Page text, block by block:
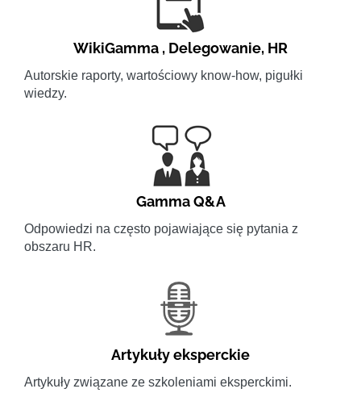
WikiGamma , Delegowanie, HR
Autorskie raporty, wartościowy know-how, pigułki
wiedzy.
Gamma Q&A
Odpowiedzi na często pojawiające się pytania z
obszaru HR.
Artykuły eksperckie
Artykuły związane ze szkoleniami eksperckimi.